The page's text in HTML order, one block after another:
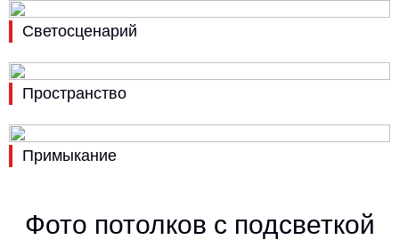
Светосценарий
Пространство
Примыкание
Фото потолков с подсветкой